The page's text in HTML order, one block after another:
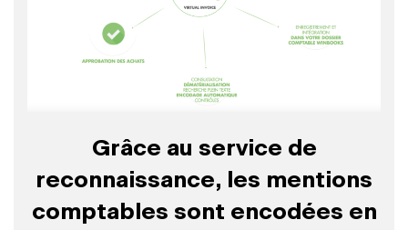
Grâce au service de
reconnaissance, les mentions
comptables sont encodées en